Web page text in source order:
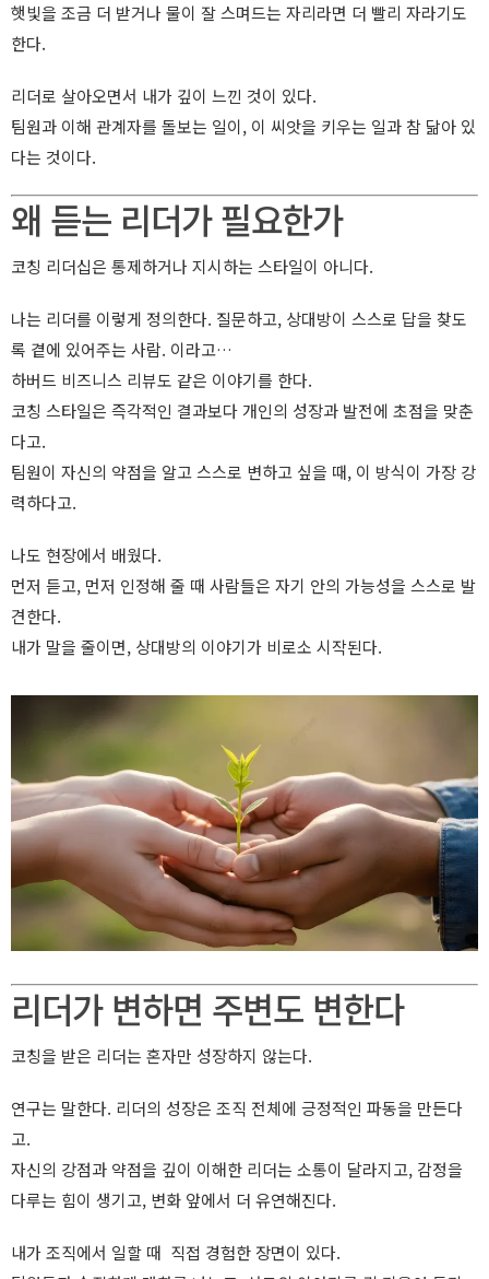
햇빛을 조금 더 받거나 물이 잘 스며드는 자리라면 더 빨리 자라기도
한다.
리더로 살아오면서 내가 깊이 느낀 것이 있다.
팀원과 이해 관계자를 돌보는 일이, 이 씨앗을 키우는 일과 참 닮아 있
다는 것이다.
왜 듣는 리더가 필요한가
코칭 리더십은 통제하거나 지시하는 스타일이 아니다.
나는 리더를 이렇게 정의한다. 질문하고, 상대방이 스스로 답을 찾도
록 곁에 있어주는 사람. 이라고…
하버드 비즈니스 리뷰도 같은 이야기를 한다.
코칭 스타일은 즉각적인 결과보다 개인의 성장과 발전에 초점을 맞춘
다고.
팀원이 자신의 약점을 알고 스스로 변하고 싶을 때, 이 방식이 가장 강
력하다고.
나도 현장에서 배웠다.
먼저 듣고, 먼저 인정해 줄 때 사람들은 자기 안의 가능성을 스스로 발
견한다.
내가 말을 줄이면, 상대방의 이야기가 비로소 시작된다.
리더가 변하면 주변도 변한다
코칭을 받은 리더는 혼자만 성장하지 않는다.
연구는 말한다. 리더의 성장은 조직 전체에 긍정적인 파동을 만든다
고.
자신의 강점과 약점을 깊이 이해한 리더는 소통이 달라지고, 감정을
다루는 힘이 생기고, 변화 앞에서 더 유연해진다.
내가 조직에서 일할 때 직접 경험한 장면이 있다.